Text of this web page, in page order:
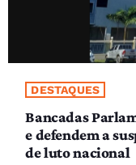
DESTAQUES
Bancadas
e defendem a
de luto nacional